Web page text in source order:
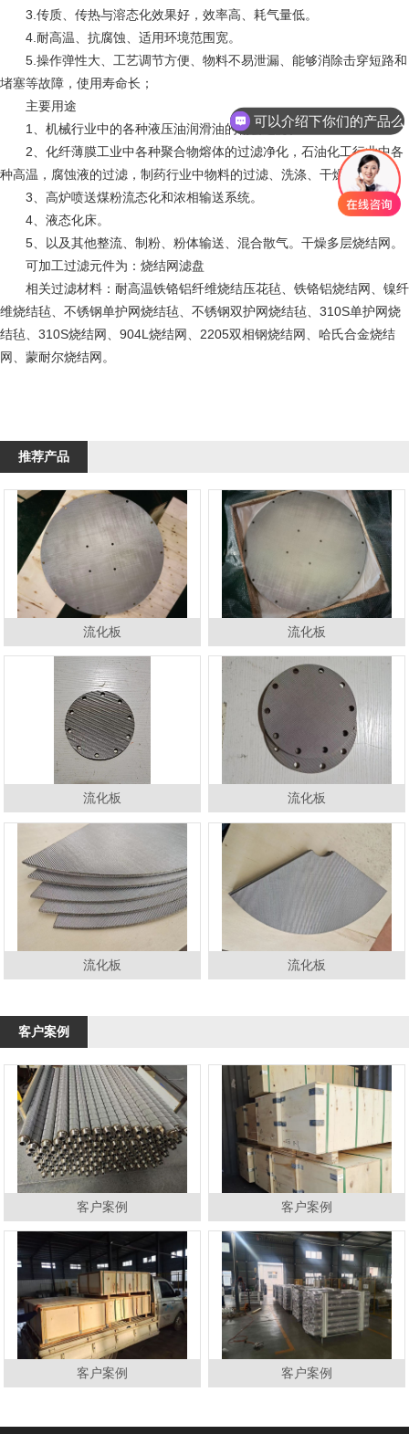
3.传质、传热与溶态化效果好，效率高、耗气量低。
4.耐高温、抗腐蚀、适用环境范围宽。
5.操作弹性大、工艺调节方便、物料不易泄漏、能够消除击穿短路和
堵塞等故障，使用寿命长；
主要用途
1、机械行业中的各种液压油润滑油的精密过滤。
2、化纤薄膜工业中各种聚合物熔体的过滤净化，石油化工行业中各
种高温，腐蚀液的过滤，制药行业中物料的过滤、洗涤、干燥。
3、高炉喷送煤粉流态化和浓相输送系统。
4、液态化床。
5、以及其他整流、制粉、粉体输送、混合散气。干燥多层烧结网。
可加工过滤元件为：烧结网滤盘
相关过滤材料：耐高温铁铬铝纤维烧结压花毡、铁铬铝烧结网、镍纤
维烧结毡、不锈钢单护网烧结毡、不锈钢双护网烧结毡、310S单护网烧
结毡、310S烧结网、904L烧结网、2205双相钢烧结网、哈氏合金烧结
网、蒙耐尔烧结网。
推荐产品
流化板 流化板
流化板 流化板
流化板 流化板
客户案例
客户案例 客户案例
客户案例 客户案例
你们是怎么收费的呢